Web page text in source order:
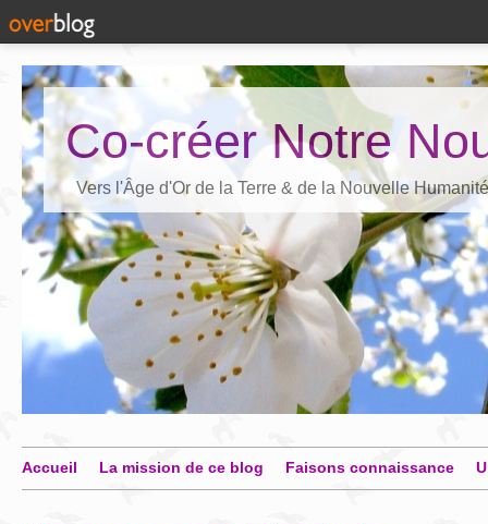
Co-créer Notre
Vers l'Âge d'Or de la Terre & de la Nouvelle Humanité
Accueil La mission de ce blog Faisons connaissance